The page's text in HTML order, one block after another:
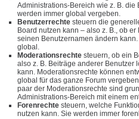
Administrations-Bereich wie z. B.
werden immer global vergeben.
Benutzerrechte steuern die
Board nutzen kann – also z. B., ob
seinen Benutzernamen ändern
global.
Moderationsrechte steuern, ob ein
also z. B. Beiträge anderer Benutzer
kann. Moderationsrechte können
global für das ganze Forum
paar der Moderationsrechte sind
Administrations-Bereich mit einem
Forenrechte steuern, welche
nutzen kann. Sie werden immer